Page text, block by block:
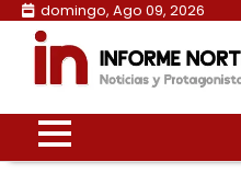
Skip
content
domingo, Ago 09, 2026